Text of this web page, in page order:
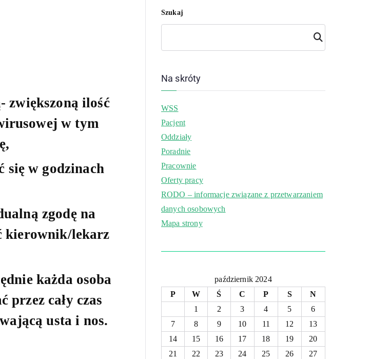
zwiększoną ilość
w tym
się w godzinach
zgodę na
kierownik/lekarz
każda osoba
przez cały czas
usta i nos.
Szukaj
Szuk
aj
Na skróty
WSS
Pacjent
Oddziały
Poradnie
Pracownie
Oferty pracy
RODO – informacje związane z przetwarzaniem
danych osobowych
Mapa strony
październik 2024
P
W Ś C P S
N
1
2 3 4 5
6
7
8 9 10 11 12
13
14
15 16 17 18 19
20
21
22 23 24 25 26
27